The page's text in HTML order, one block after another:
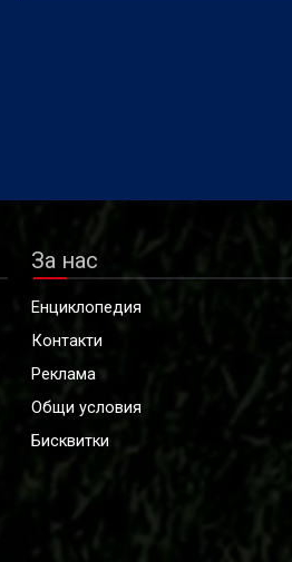
За нас
Енциклопедия
Контакти
Реклама
Общи условия
Бисквитки